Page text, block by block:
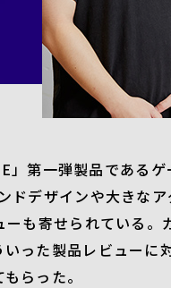
」第一弾製品であるゲ
ドデザインや大きな
も寄せられている。
った製品レビューに
らった。